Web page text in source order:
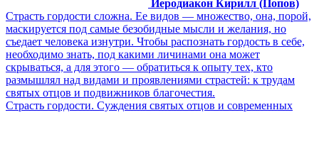
Иеродиакон Кирилл (Попов)
Страсть гордости сложна. Ее видов — множество, она, порой,
маскируется под самые безобидные мысли и желания, но
съедает человека изнутри. Чтобы распознать гордость в себе,
необходимо знать, под какими личинами она может
скрываться, а для этого — обратиться к опыту тех, кто
размышлял над видами и проявлениями страстей: к трудам
святых отцов и подвижников благочестия.
Cтрасть гордости. Суждения святых отцов и современных